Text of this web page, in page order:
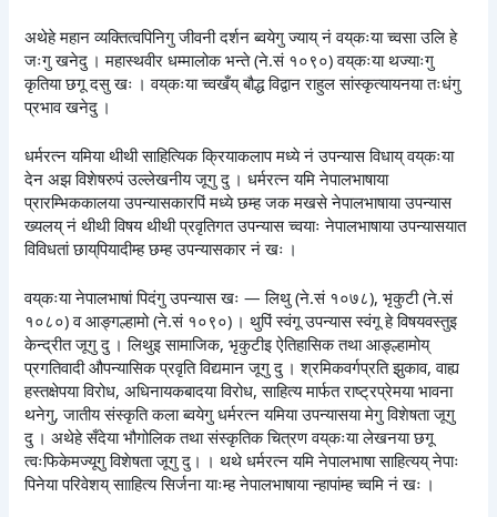
अथेहे महान व्यक्तित्वपिनिगु जीवनी दर्शन ब्वयेगु ज्याय् नं वय्‌कःया च्वसा उलि हे
जःगु खनेदु । महास्थवीर धम्मालोक भन्ते (ने.सं १०९०) वय्‌कःया थज्याःगु
कृतिया छगू दसु खः । वय्‌कःया च्वखँय् बौद्ध विद्वान राहुल सांस्कृत्यायनया तःधंगु
प्रभाव खनेदु ।
धर्मरत्न यमिया थीथी साहित्यिक क्रियाकलाप मध्ये नं उपन्यास विधाय् वय्‌कःया
देन अझ विशेषरुपं उल्लेखनीय जूगु दु । धर्मरत्न यमि नेपालभाषाया
प्रारम्भिककालया उपन्यासकारपिं मध्ये छम्ह जक मखसे नेपालभाषाया उपन्यास
ख्यलय् नं थीथी विषय थीथी प्रवृतिगत उपन्यास च्वयाः नेपालभाषाया उपन्यासयात
विविधतां छाय्‌पियादीम्ह छम्ह उपन्यासकार नं खः ।
वय्‌कःया नेपालभाषां पिदंगु उपन्यास खः — लिथु (ने.सं १०७८), भृकुटी (ने.सं
१०८०) व आङ्गल्हामो (ने.सं १०९०) । थुपिं स्वंगू उपन्यास स्वंगू हे विषयवस्तुइ
केन्द्रीत जूगु दु । लिथुइ सामाजिक, भृकुटीइ ऐतिहासिक तथा आङ्ल्हामोय्
प्रगतिवादी औपन्यासिक प्रवृति विद्यमान जूगु दु । श्रमिकवर्गप्रति झुकाव, वाह्य
हस्तक्षेपया विरोध, अधिनायकबादया विरोध, साहित्य मार्फत राष्ट्रप्रेमया भावना
थनेगु, जातीय संस्कृति कला ब्वयेगु धर्मरत्न यमिया उपन्यासया मेगु विशेषता जूगु
दु । अथेहे सँदेया भौगोलिक तथा संस्कृतिक चित्रण वय्‌कःया लेखनया छगू
त्वःफिकेमज्यूगु विशेषता जूगु दु। । थथे धर्मरत्न यमि नेपालभाषा साहित्यय् नेपाः
पिनेया परिवेशय् सााहित्य सिर्जना याःम्ह नेपालभाषाया न्हापांम्ह च्वमि नं खः ।